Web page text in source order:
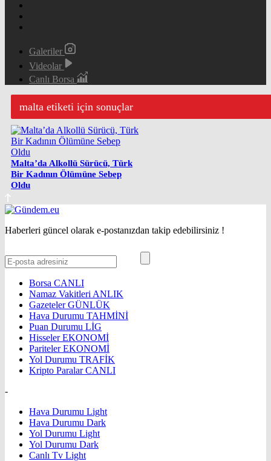
Galeriler
Videolar
Canlı Borsa
malta etiketi için sonuçlar
Malta’da Alkollü Sürücü, Türk
Bir Kadının Ölümüne Sebep
Oldu
Haberleri güncel olarak e-postanızdan takip edebilirsiniz !
Borsa CANLI
Namaz Vakitleri ANLIK
GazetelerGÜNLÜK
Hava Durumu TAHMİNİ
Puan Durumu LİG
HisselerEKONOMİ
ParitelerEKONOMİ
Yol Durumu TRAFİK
Kripto ParalarCANLI
-
Hava Durumu Light
Hava Durumu Dark
Yol Durumu Light
Yol Durumu Dark
Canlı Tv Light